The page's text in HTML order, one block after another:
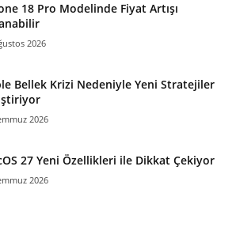
18 Pro Modelinde Fiyat Artışı
2026
Bellek Krizi Nedeniyle Yeni Stratejiler
2026
27 Yeni Özellikleri ile Dikkat Çekiyor
2026